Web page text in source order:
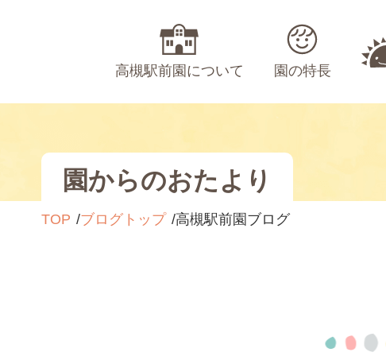
高槻駅前園について 園の特長
園からのおたより
TOP ブログトップ 高槻駅前園ブログ